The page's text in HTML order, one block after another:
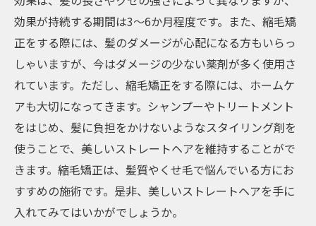
効果が持続する期間は3～6か月程度です。また、縮毛矯
正をする際には、髪のダメージが心配になる方もいらっ
しゃいますが、今はダメージの少ない薬剤が多く使用さ
れています。ただし、縮毛矯正をする際には、ホームケ
アも大切になってきます。シャンプーやトリートメント
をはじめ、髪に負担をかけないようなスタイリング剤を
使うことで、美しいストレートヘアを維持することがで
きます。縮毛矯正は、髪質やくせ毛で悩んでいる方にお
すすめの施術です。是非、美しいストレートヘアを手に
入れてみてはいかがでしょうか。